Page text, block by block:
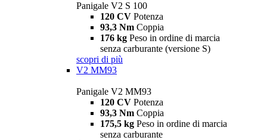
Panigale V2 S 100
120 CV Potenza
93,3 Nm Coppia
176 kg Peso in ordine di marcia
senza carburante (versione S)
scopri di più
V2 MM93
Panigale V2 MM93
120 CV Potenza
93,3 Nm Coppia
175,5 kg Peso in ordine di marcia
senza carburante